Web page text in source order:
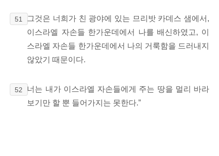
51
그것은 너희가 친 광야에 있는 므리밧 카데스 샘에서,
이스라엘 자손들 한가운데에서 나를 배신하였고, 이
스라엘 자손들 한가운데에서 나의 거룩함을 드러내지
않았기 때문이다.
52
너는 내가 이스라엘 자손들에게 주는 땅을 멀리 바라
보기만 할 뿐 들어가지는 못한다.”